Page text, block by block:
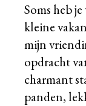
Soms heb
kleine
mijn
opdracht
charmant
panden,